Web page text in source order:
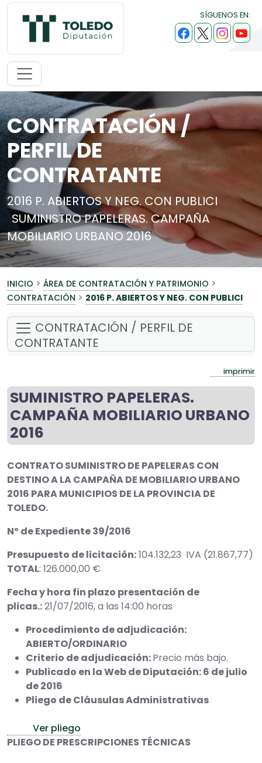
SÍGUENOS EN:
CONTRATACIÓN /
PERFIL DE
CONTRATANTE
2016 P. ABIERTOS Y NEG. CON PUBLICI
SUMINISTRO PAPELERAS. CAMPAÑA
MOBILIARIO URBANO 2016
INICIO > ÁREA DE CONTRATACIÓN Y PATRIMONIO >
CONTRATACIÓN > 2016 P. ABIERTOS Y NEG. CON PUBLICI
CONTRATACIÓN / PERFIL DE
CONTRATANTE
imprimir
SUMINISTRO PAPELERAS.
CAMPAÑA MOBILIARIO URBANO
2016
CONTRATO SUMINISTRO DE PAPELERAS CON
DESTINO A LA CAMPAÑA DE MOBILIARIO URBANO
2016 PARA MUNICIPIOS DE LA PROVINCIA DE
TOLEDO.
Nº de Expediente 39/2016
Presupuesto de licitación:104.132,23 IVA (21.867,77)
TOTAL: 126.000,00 €
Fecha y hora fin plazo presentación de
plicas.:21/07/2016, a las 14:00 horas
Procedimiento de adjudicación:
ABIERTO/ORDINARIO
Criterio de adjudicación:Precio más bajo.
Publicado en la Web de Diputación: 6 de julio
de 2016
Pliego de Cláusulas Administrativas
Ver pliego
PLIEGO DE PRESCRIPCIONES TÉCNICAS